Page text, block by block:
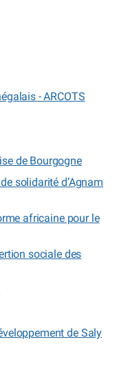
- ARCOTS
de Bourgogne
solidarité d’Agnam
africaine pour le
sociale des
de Saly